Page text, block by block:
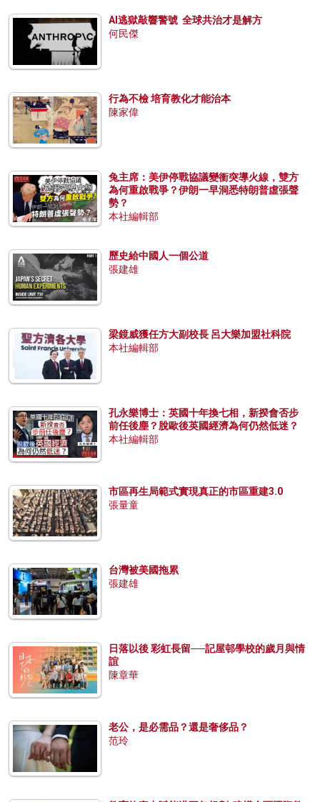
AI逃獄敲響警號 全球共治才是解方
何民傑
行為不檢 培育教化才能治本
陳家偉
兔主席：美伊停戰協議變衝突導火線，雙方
為何重啟戰爭？伊朗一早洞悉特朗普虛張聲
勢？
本社編輯部
歷史給中國人一個公道
張建雄
梁鏡威獲任方大副校長 呂大樂加盟社科院
本社編輯部
孔永樂博士：英國十年換七相，新揆會否步
前任後塵？脫歐後英國經濟為何仍然低迷？
本社編輯部
市區再生局範式實現真正的市區重建3.0
張量童
台灣被美國拖累
張建雄
日落以後 彩虹長留──記屋邨學校的歲月與情
誼
陳章華
老公，是必需品？還是奢侈品？
范玲